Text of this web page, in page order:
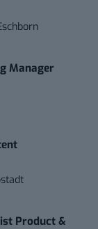
Manager
Product &